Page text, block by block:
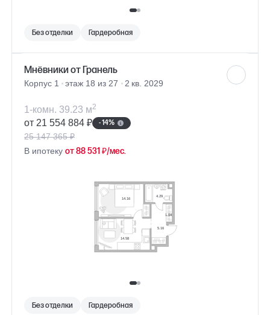
Без отделки Гардеробная
Мнёвники от Гранель
Корпус 1 этаж 18 из 27 2 кв. 2029
1-комн. 39.23 м2
от 21 554 884 ₽ - 14%
25 147 365 ₽
В ипотеку от 88 531 ₽/мес.
Без отделки Гардеробная